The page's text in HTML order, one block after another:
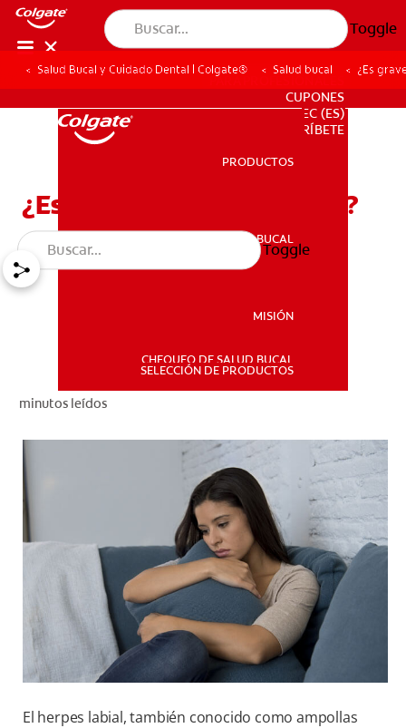
Toggle
SALUD BUCAL
SELECCIÓN DE PRODUCTOS
PARA PROFESIONALES
CUPONES
SUSCRÍBETE
PARA PROFESIONALES
CUPONES
EC (ES)
SUSCRÍBETE
PRODUCTOS
SALUD BUCAL
MISIÓN
CHEQUEO DE SALUD BUCAL
SELECCIÓN DE PRODUCTOS
Toggle
Salud Bucal y Cuidado Dental | Colgate® Salud bucal ¿Es
¿Es grave el herpes labial?
minutos leídos
El herpes labial, también conocido como ampollas